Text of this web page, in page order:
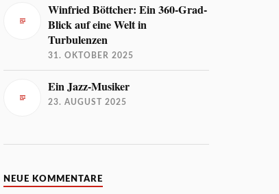
Winfried Böttcher: Ein 360-Grad-
Blick auf eine Welt in
Turbulenzen
31. OKTOBER 2025
Ein Jazz-Musiker
23. AUGUST 2025
NEUE KOMMENTARE